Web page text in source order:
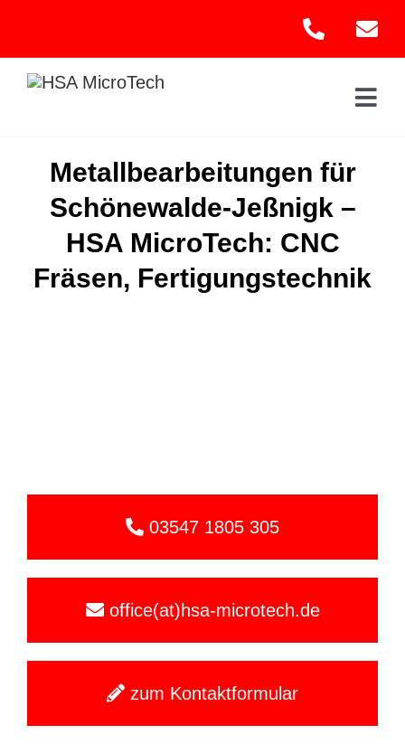
content
Metallbearbeitungen für
Schönewalde-Jeßnigk –
HSA MicroTech: CNC
Fräsen, Fertigungstechnik
03547 1805 305
office(at)hsa-microtech.de
zum Kontaktformular